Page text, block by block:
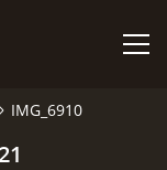
IMG_6910